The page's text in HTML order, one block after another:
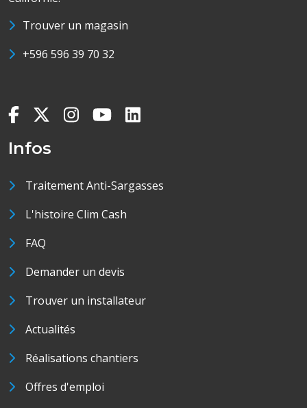
Trouver un magasin
+596 596 39 70 32
Infos
Traitement Anti-Sargasses
L'histoire Clim Cash
FAQ
Demander un devis
Trouver un installateur
Actualités
Réalisations chantiers
Offres d'emploi